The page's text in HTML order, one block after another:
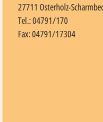
27711 Osterholz-
Tel.: 04791/170
Fax: 04791/17304